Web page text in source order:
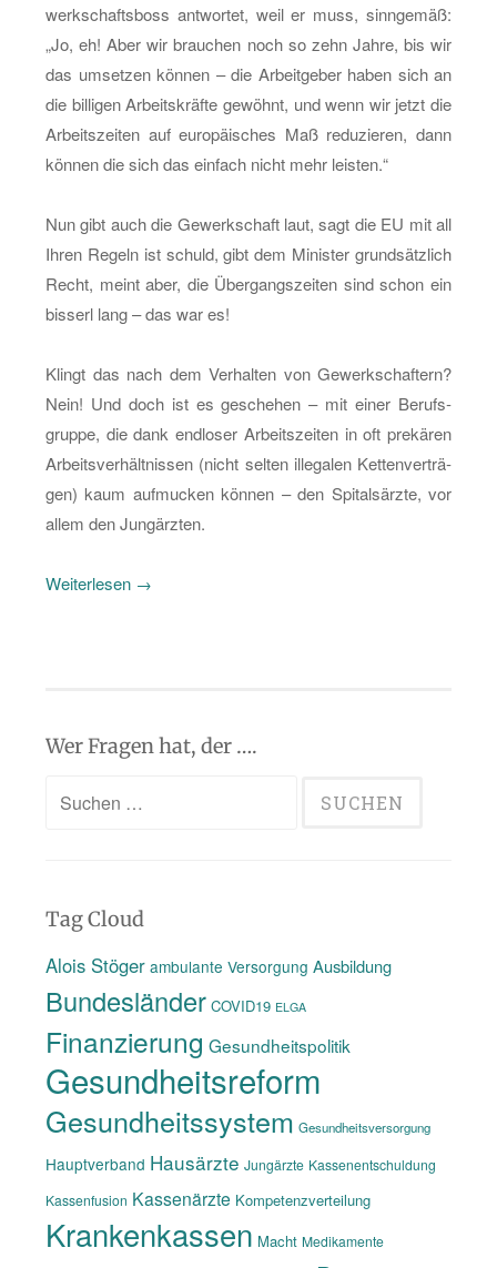
werk­schafts­boss ant­wor­tet, weil er muss, sinn­ge­mäß:
„Jo, eh! Aber wir brau­chen noch so zehn Jahre, bis wir
das um­set­zen kön­nen – die Ar­beit­ge­ber haben sich an
die bil­li­gen Ar­beits­kräf­te ge­wöhnt, und wenn wir jetzt die
Ar­beits­zei­ten auf eu­ro­päi­sches Maß re­du­zie­ren, dann
kön­nen die sich das ein­fach nicht mehr leis­ten.“
Nun gibt auch die Ge­werk­schaft laut, sagt die EU mit all
Ihren Re­geln ist schuld, gibt dem Mi­nis­ter grund­sätz­lich
Recht, meint aber, die Über­gangs­zei­ten sind schon ein
bis­serl lang – das war es!
Klingt das nach dem Ver­hal­ten von Ge­werk­schaf­tern?
Nein! Und doch ist es ge­sche­hen – mit einer Be­rufs­
grup­pe, die dank end­lo­ser Ar­beits­zei­ten in oft pre­kä­ren
Ar­beits­ver­hält­nis­sen (nicht sel­ten il­le­ga­len Ket­ten­ver­trä­
gen) kaum auf­mu­cken kön­nen – den Spi­tals­ärz­te, vor
allem den Jung­ärz­ten.
Wei­ter­le­sen „Die
ärz­
→
Wer Fragen hat, der ….
Suchen
Tag Cloud
Alois Stöger ambulante Versorgung Ausbildung
Bundesländer COVID19 ELGA
Finanzierung Gesundheitspolitik
Gesundheitsreform
Gesundheitssystem Gesundheitsversorgung
Hauptverband Hausärzte Jungärzte Kassenentschuldung
Kassenfusion Kassenärzte Kompetenzverteilung
Krankenkassen Macht Medikamente